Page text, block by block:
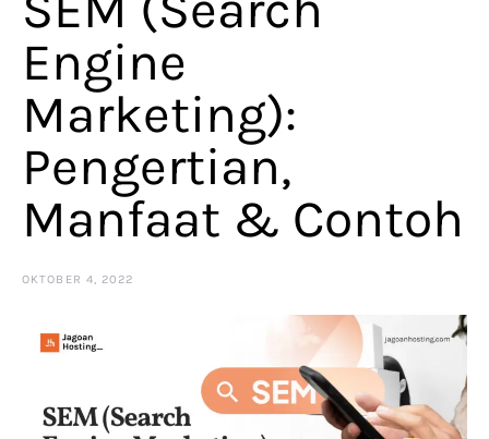
Engine
Marketing):
Pengertian,
Manfaat & Contoh
OKTOBER 4, 2022